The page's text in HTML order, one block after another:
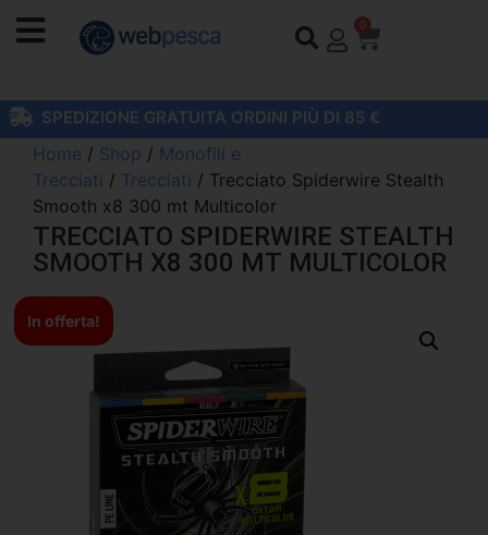
0
SPEDIZIONE GRATUITA ORDINI PIÙ DI 85 €
Home / Shop / Monofili e
Trecciati / Trecciati / Trecciato Spiderwire Stealth
Smooth x8 300 mt Multicolor
TRECCIATO SPIDERWIRE STEALTH
SMOOTH X8 300 MT MULTICOLOR
In offerta!